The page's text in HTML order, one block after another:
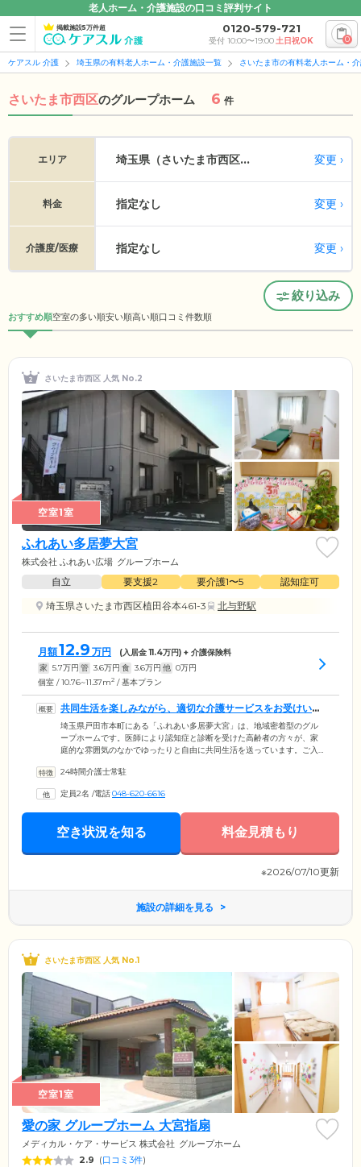
老人ホーム・介護施設の口コミ評判サイト
掲載施設5万件超 0120-579-721
受付 10:00〜19:00土日祝OK 0
ケアスル 介護 埼玉県の有料老人ホーム・介護施設一覧 さいたま市の有料老人ホーム・
さいたま市西区のグループホーム 6 件
エリア 埼玉県（さいたま市西区... 変更
料金 指定なし 変更
介護度/医療 指定なし 変更
絞り込み
おすすめ順空室の多い順安い順高い順口コミ件数順
さいたま市西区 人気 No.2
空室1室
ふれあい多居夢大宮
株式会社 ふれあい広場 グループホーム
自立 要支援2 要介護1〜5
認知症可
埼玉県さいたま市西区植田谷本461-3
北与野駅
月額12.9 万円 (入居金11.4万円) + 介護保険料
家 5.7万円 管 3.6万円 食 3.6万円 他 0万円
個室 / 10.76~11.37m2 / 基本プラン
共同生活を楽しみながら、適切な介護サービスをお受けいた
だけます
埼玉県戸田市本町にある「ふれあい多居夢大宮」は、地域密着型のグル
ープホームです。医師により認知症と診断を受けた高齢者の方々が、家
庭的な雰囲気のなかでゆったりと自由に共同生活を送っています。ご入
ようなアットホームな雰囲気。共同生活を営みながら、認知症症状の緩
ます。お一人おひとりの役割や自己決定を大切にしながら、いきいきと
能動的な日々を過ごしていただけるような自立生活支援に力を入れてい
24時間介護士常駐
定員2名 /電話048-620-6616
空き状況を知る 料金見積もり
※2026/07/10更新
施設の詳細を見る
さいたま市西区 人気 No.1
空室1室
愛の家 グループホーム 大宮指扇
メディカル・ケア・サービス 株式会社 グループホーム
2.9 (口コミ3件)